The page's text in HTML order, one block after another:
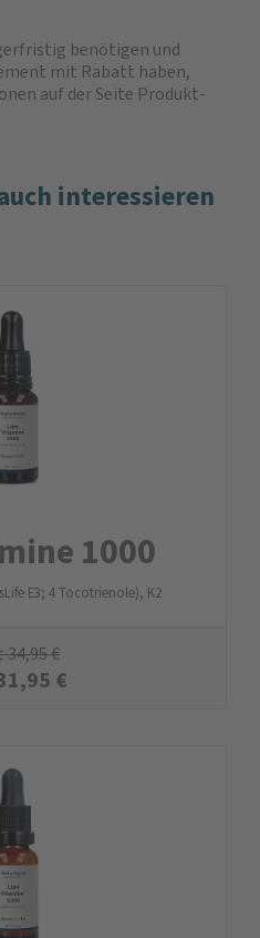
benötigen und
mit Rabatt haben,
auf der Seite Produkt-
interessieren
1000
E3; 4 Tocotrienole), K2
34,95€
€